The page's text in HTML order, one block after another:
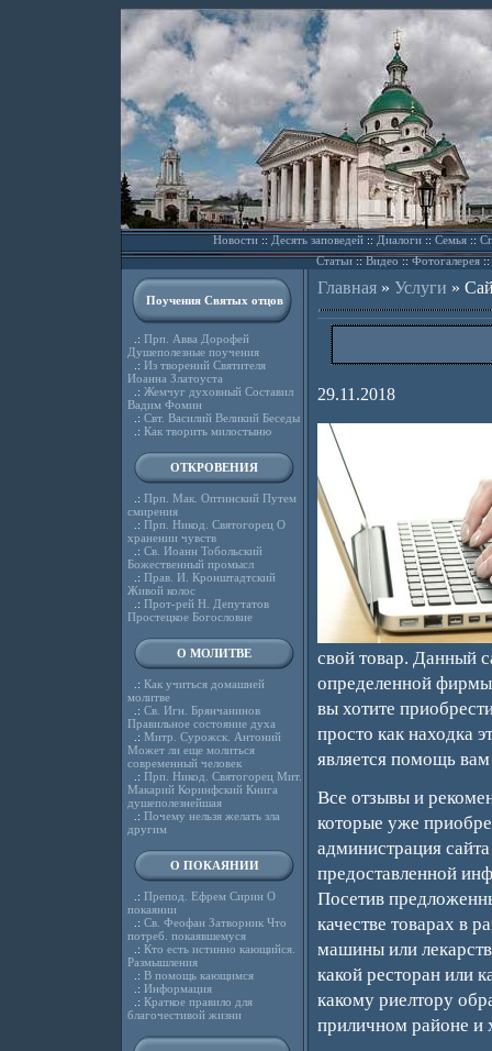
Новости::Десять заповедей::Диалоги::Семья::
Статьи::Видео ::Фотогалерея::
Поучения Святых отцов
.: Прп. Авва Дорофей
Душеполезные поучения
.: Из творений Святителя
Иоанна Златоуста
.: Жемчуг духовный Составил
Вадим Фомин
.: Свт. Василий Великий Беседы
.: Как творить милостыню
ОТКРОВЕНИЯ
.: Прп. Мак. Оптинский Путем
смирения
.: Прп. Никод. Святогорец О
хранении чувств
.: Св. Иоанн Тобольский
Божественный промысл
.: Прав. И. Кронштадтский
Живой колос
.: Прот-рей Н. Депутатов
Простецкое Богословие
О МОЛИТВЕ
.: Как учиться домашней
молитве
.: Св. Игн. Брянчанинов
Правильное состояние духа
.: Митр. Сурожск. Антоний
Может ли еще молиться
современный человек
.: Прп. Никод. Святогорец Мит.
Макарий Коринфский Книга
душеполезнейшая
.: Почему нельзя желать зла
другим
О ПОКАЯНИИ
.: Препод. Ефрем Сирин О
покаянии
.: Св. Феофан Затворник Что
потреб. покаявшемуся
.: Кто есть истинно кающийся.
Размышления
.: В помощь кающимся
.: Информация
.: Краткое правило для
благочестивой жизни
Главная» Услуги »
29.11.2018
свой товар. Данный
определенной
вы хотите
просто как находка
является помощь
Все отзывы и
которые уже
администрация
предоставленной
Посетив
качестве товарах в
машины или
какой ресторан или
какому риелтору
приличном районе